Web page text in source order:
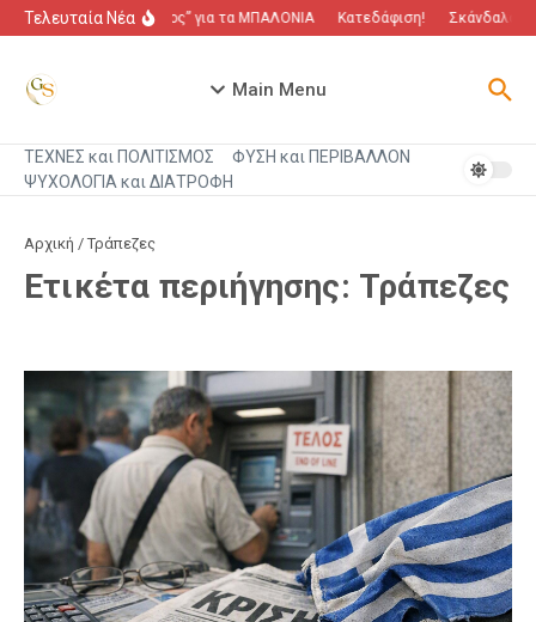
Μετάβαση στο περιεχόμενο
Τελευταία Νέα“Πόλεμος” για τα ΜΠΑΛΟΝΙΑ Κατεδάφιση! Σκάνδαλο
Main Menu
ΤΕΧΝΕΣ και ΠΟΛΙΤΙΣΜΟΣ
ΦΥΣΗ και ΠΕΡΙΒΑΛΛΟΝ
ΨΥΧΟΛΟΓΙΑ και ΔΙΑΤΡΟΦΗ
Αρχική / Τράπεζες
Ετικέτα περιήγησης: Τράπεζες